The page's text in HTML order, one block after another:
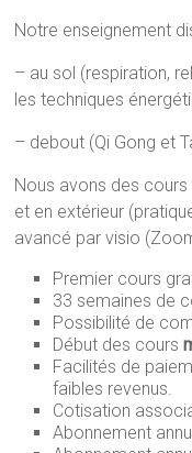
Notre enseignement
– au sol (respiration,
les techniques
– debout (Qi Gong et
Nous avons des
et en extérieur
avancé par visio
Premier cours
33 semaines de
Possibilité de
Début des cours
Facilités de
faibles revenus.
Cotisation
Abonnement